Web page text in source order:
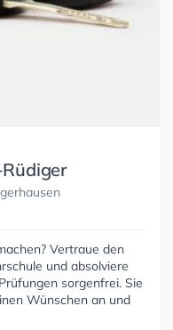
Vertraue den
und absolviere
sorgenfrei. Sie
Wünschen an und